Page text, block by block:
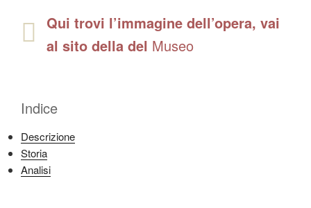
Qui trovi l’immagine dell’opera, vai
al sito della del Museo
Indice
Descrizione
Storia
Analisi